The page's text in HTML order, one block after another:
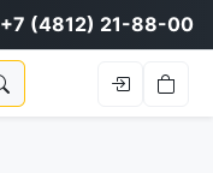
+7 (4812) 21-88-00